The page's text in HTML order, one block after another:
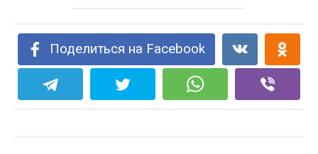
Поделиться на Facebook